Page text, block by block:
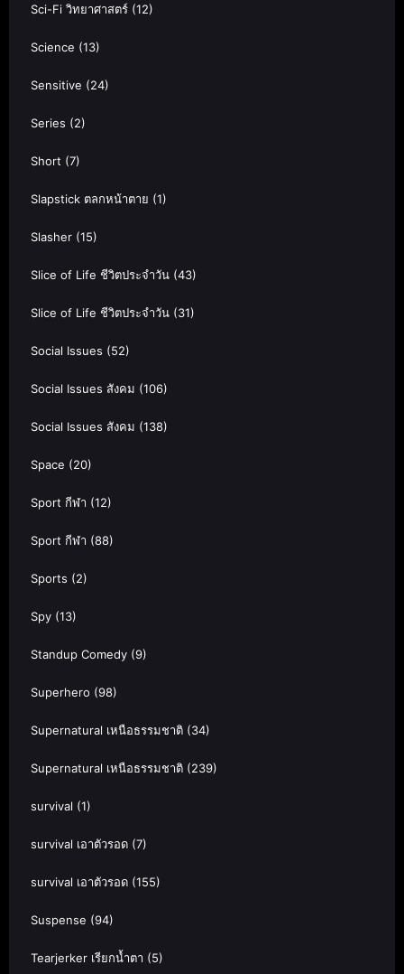
Sci-Fi วิทยาศาสตร์ (12)
Science (13)
Sensitive (24)
Series (2)
Short (7)
Slapstick ตลกหน้าตาย (1)
Slasher (15)
Slice of Life ชีวิตประจำวัน (43)
Slice of Life ชีวิตประจำวัน (31)
Social Issues (52)
Social Issues สังคม (106)
Social Issues สังคม (138)
Space (20)
Sport กีฬา (12)
Sport กีฬา (88)
Sports (2)
Spy (13)
Standup Comedy (9)
Superhero (98)
Supernatural เหนือธรรมชาติ (34)
Supernatural เหนือธรรมชาติ (239)
survival (1)
survival เอาตัวรอด (7)
survival เอาตัวรอด (155)
Suspense (94)
Tearjerker เรียกน้ำตา (5)